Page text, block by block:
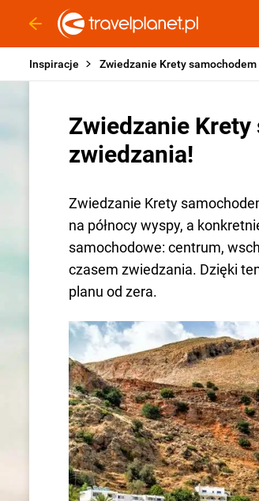
Inspiracje Zwiedzanie Krety
Zwiedzanie
zwiedzania!
Zwiedzanie Krety
na północy wyspy, a
samochodowe: centrum,
czasem zwiedzania. Dzięki
planu od zera.